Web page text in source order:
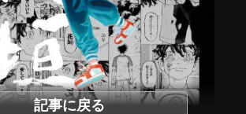
記事に戻る